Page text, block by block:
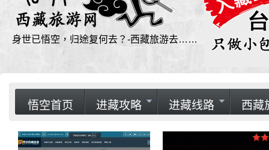
身世已悟空，归途复何去？-西藏旅游去……
悟空首页 进藏攻略 进藏线路 西藏